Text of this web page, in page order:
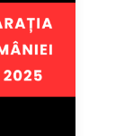
2026